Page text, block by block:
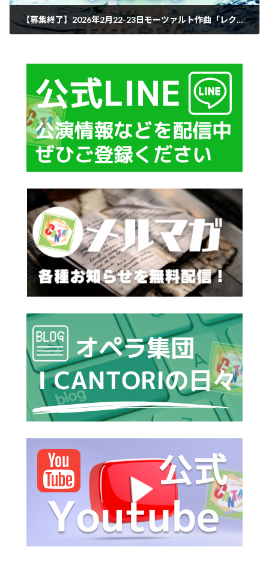
【募集終了】2026年2月22-23日モーツァルト作曲「レクイエム」&「水のいのち」合唱募集のお知らせ